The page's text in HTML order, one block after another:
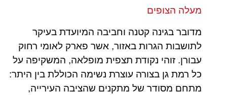
מעלה הצופים
מדובר בגינה קטנה וחביבה המיועדת בעיקר
לתושבות הגרות באזור, אשר פארק לאומי רחוק
עבורן. זוהי נקודת תצפית מופלאה, המשקיפה על
כל רמת גן בצורה עוצרת נשימה הכוללת בין היתר:
מתחם מסודר של מתקנים שהציבה העירייה,